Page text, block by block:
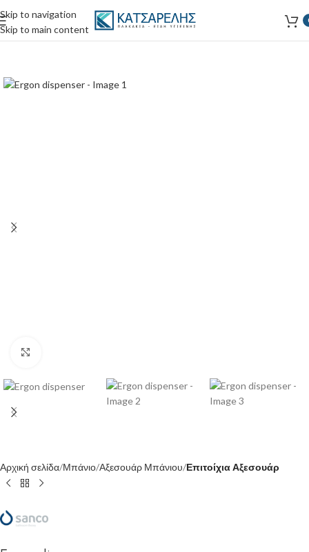
Skip to navigation
Skip to main content
Αρχική σελίδα Μπάνιο Αξεσουάρ Μπάνιου Επιτοίχια Αξεσουάρ